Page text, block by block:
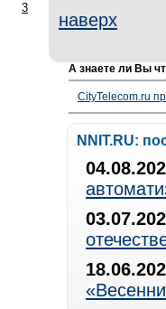
3
наверх
А знаете ли Вы
CityTelecom.ru
NNIT.RU: